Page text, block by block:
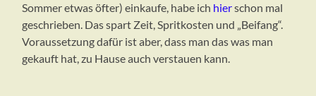
Sommer etwas öfter) einkaufe, habe ich hierschon mal
geschrieben. Das spart Zeit, Spritkosten und „Beifang“.
Voraussetzung dafür ist aber, dass man das was man
gekauft hat, zu Hause auch verstauen kann.